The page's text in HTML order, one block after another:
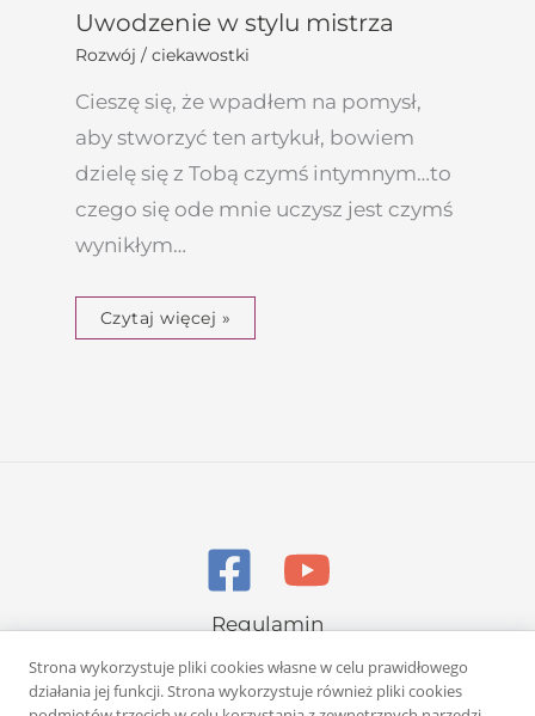
Uwodzenie w stylu mistrza
Rozwój / ciekawostki
Cieszę się, że wpadłem na pomysł,
aby stworzyć ten artykuł, bowiem
dzielę się z Tobą czymś intymnym…to
czego się ode mnie uczysz jest czymś
wynikłym…
Czytaj więcej »
Regulamin
Polityka prywatności
Strona wykorzystuje pliki cookies własne w celu prawidłowego
działania jej funkcji. Strona wykorzystuje również pliki cookies